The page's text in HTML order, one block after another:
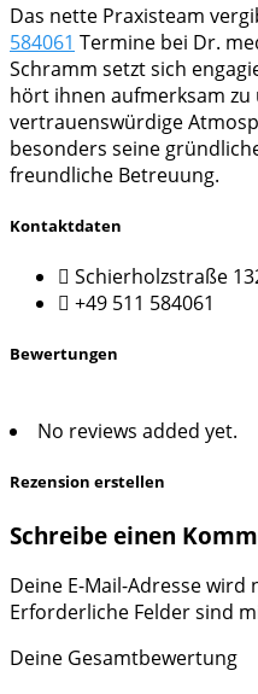
Das nette Praxisteam
584061 Termine bei Dr.
Schramm setzt sich
hört ihnen aufmerksam
vertrauenswürdige
besonders seine
freundliche Betreuung.
Kontaktdaten
Schierholzstraße
+49 511 584061
Bewertungen
No reviews added yet.
Rezension erstellen
Schreibe einen
Deine E-Mail-Adresse
Erforderliche Felder sind
Deine Gesamtbewertung